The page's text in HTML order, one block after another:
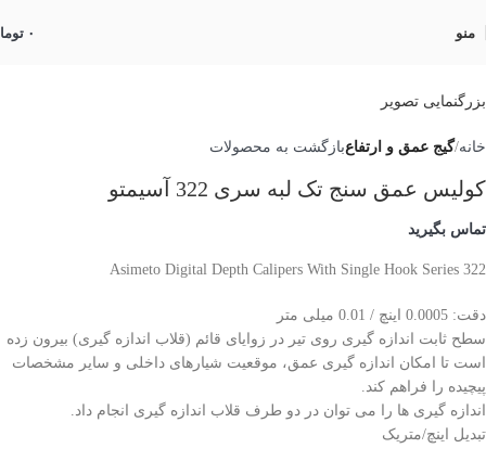
منو ۰
بزرگنمایی تصویر
خانه گیج عمق و ارتفاعبازگشت به محصولات
کولیس عمق سنج تک لبه سری 322 آسیمتو
تماس بگیرید
Asimeto Digital Depth Calipers With Single Hook Series 322
دقت: 0.0005 اینچ / 0.01 میلی متر
سطح ثابت اندازه گیری روی تیر در زوایای قائم (قلاب اندازه گیری) بیرون زده
است تا امکان اندازه گیری عمق، موقعیت شیارهای داخلی و سایر مشخصات
پیچیده را فراهم کند.
اندازه گیری ها را می توان در دو طرف قلاب اندازه گیری انجام داد.
تبدیل اینچ/متریک